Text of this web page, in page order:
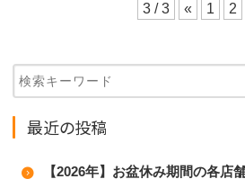
3 / 3 « 1 2
最近の投稿
【2026年】お盆休み期間の各店